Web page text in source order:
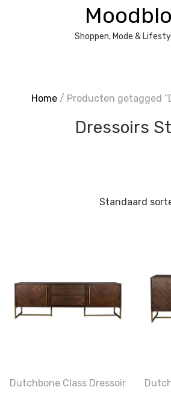
Shoppen, Mode &
Home/ Producten getagged
Dressoirs
Dutchbone Class Dressoir